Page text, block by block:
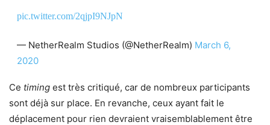
pic.twitter.com/2qjpI9NJpN
— NetherRealm Studios (@NetherRealm) March 6,
2020
Ce timing est très critiqué, car de nombreux participants
sont déjà sur place. En revanche, ceux ayant fait le
déplacement pour rien devraient vraisemblablement être